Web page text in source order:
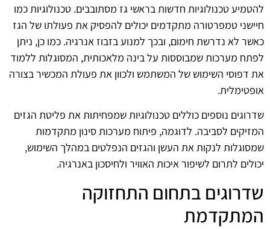
להטמיע טכנולוגיות חדשות בראשי גז מסתובבים. טכנולוגיות כמו
חיישני טמפרטורה מתקדמים יכולים להפסיק את פעולתו של הגז
כאשר לא נדרשת חימום, ובכך למנוע בזבוז אנרגיה. כמו כן, ניתן
לפתח מערכות שמבוססות על בינה מלאכותית, המסוגלות ללמוד
את דפוסי השימוש של המשתמש ולכוון את פעולת המכשיר בצורה
אופטימלית.
שדרוגים נוספים כוללים טכנולוגיות שמפחיתות את פליטת הגזים
המזיקים לסביבה. לדוגמה, פיתוח מערכות סינון מתקדמות
שמסוגלות לנקות את העשן והגזים הנפלטים במהלך השימוש,
יכולים לתרום לשיפור איכות האוויר ולחיסכון באנרגיה.
שדרוגים בתחום התחזוקה
המתקדמת